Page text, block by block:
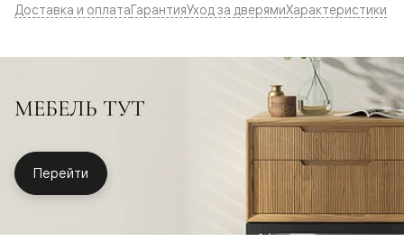
Доставка и оплатаГарантияУход за дверямиХарактеристики
МЕБЕЛЬ ТУТ
Перейти